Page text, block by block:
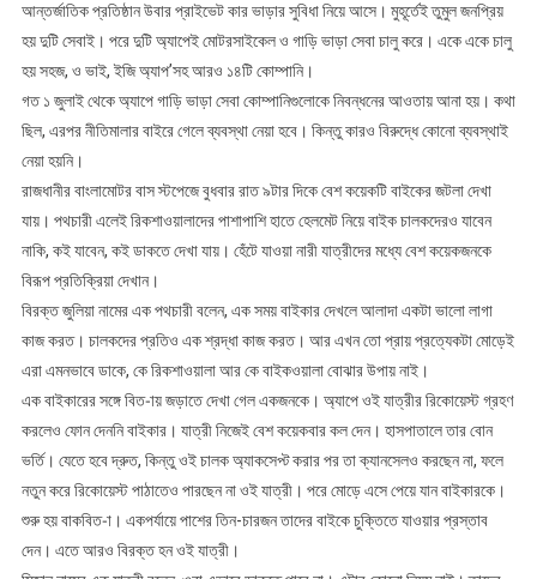
আন্তর্জাতিক প্রতিষ্ঠান উবার প্রাইভেট কার ভাড়ার সুবিধা নিয়ে আসে। মুহূর্তেই তুমুল জনপ্রিয়
হয় দুটি সেবাই। পরে দুটি অ্যাপেই মোটরসাইকেল ও গাড়ি ভাড়া সেবা চালু করে। একে একে চালু
হয় সহজ, ও ভাই, ইজি অ্যাপ’সহ আরও ১৪টি কোম্পানি।
গত ১ জুলাই থেকে অ্যাপে গাড়ি ভাড়া সেবা কোম্পানিগুলোকে নিবন্ধনের আওতায় আনা হয়। কথা
ছিল, এরপর নীতিমালার বাইরে গেলে ব্যবস্থা নেয়া হবে। কিন্তু কারও বিরুদ্ধে কোনো ব্যবস্থাই
নেয়া হয়নি।
রাজধানীর বাংলামোটর বাস স্টপেজে বুধবার রাত ৯টার দিকে বেশ কয়েকটি বাইকের জটলা দেখা
যায়। পথচারী এলেই রিকশাওয়ালাদের পাশাপাশি হাতে হেলমেট নিয়ে বাইক চালকদেরও যাবেন
নাকি, কই যাবেন, কই ডাকতে দেখা যায়। হেঁটে যাওয়া নারী যাত্রীদের মধ্যে বেশ কয়েকজনকে
বিরূপ প্রতিক্রিয়া দেখান।
বিরক্ত জুলিয়া নামের এক পথচারী বলেন, এক সময় বাইকার দেখলে আলাদা একটা ভালো লাগা
কাজ করত। চালকদের প্রতিও এক শ্রদ্ধা কাজ করত। আর এখন তো প্রায় প্রত্যেকটা মোড়েই
এরা এমনভাবে ডাকে, কে রিকশাওয়ালা আর কে বাইকওয়ালা বোঝার উপায় নাই।
এক বাইকারের সঙ্গে বিত-ায় জড়াতে দেখা গেল একজনকে। অ্যাপে ওই যাত্রীর রিকোয়েস্ট গ্রহণ
করলেও ফোন দেননি বাইকার। যাত্রী নিজেই বেশ কয়েকবার কল দেন। হাসপাতালে তার বোন
ভর্তি। যেতে হবে দ্রুত, কিন্তু ওই চালক অ্যাকসেপ্ট করার পর তা ক্যানসেলও করছেন না, ফলে
নতুন করে রিকোয়েস্ট পাঠাতেও পারছেন না ওই যাত্রী। পরে মোড়ে এসে পেয়ে যান বাইকারকে।
শুরু হয় বাকবিত-া। একপর্যায়ে পাশের তিন-চারজন তাদের বাইকে চুক্তিতে যাওয়ার প্রস্তাব
দেন। এতে আরও বিরক্ত হন ওই যাত্রী।